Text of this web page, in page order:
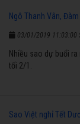
Ngô Thanh Vân,
03/01/2019 11:03:00
Nhiều sao dự buổi
tối 2/1.
Sao Việt nghỉ Tết